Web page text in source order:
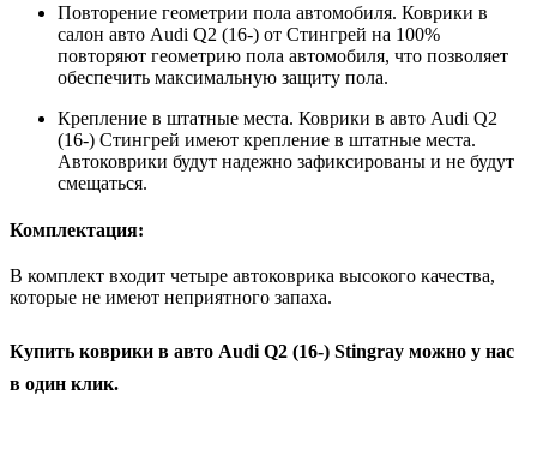
Повторение геометрии пола автомобиля. Коврики в
салон авто Audi Q2 (16-) от Стингрей на 100%
повторяют геометрию пола автомобиля, что позволяет
обеспечить максимальную защиту пола.
Крепление в штатные места. Коврики в авто Audi Q2
(16-) Стингрей имеют крепление в штатные места.
Автоковрики будут надежно зафиксированы и не будут
смещаться.
Комплектация:
В комплект входит четыре автоковрика высокого качества,
которые не имеют неприятного запаха.
Купить коврики в авто Audi Q2 (16-) Stingray можно у нас
в один клик.